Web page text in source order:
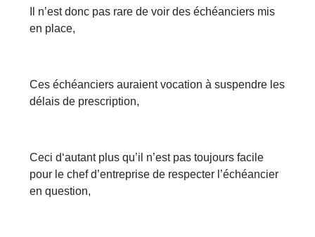
Il n’est donc pas rare de voir des échéanciers mis
en place,
Ces échéanciers auraient vocation à suspendre les
délais de prescription,
Ceci d‘autant plus qu’il n’est pas toujours facile
pour le chef d’entreprise de respecter l’échéancier
en question,